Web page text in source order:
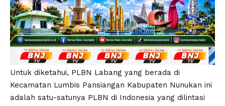
Untuk diketahui, PLBN Labang yang berada di
Kecamatan Lumbis Pansiangan Kabupaten Nunukan ini
adalah satu-satunya PLBN di Indonesia yang dilintasi